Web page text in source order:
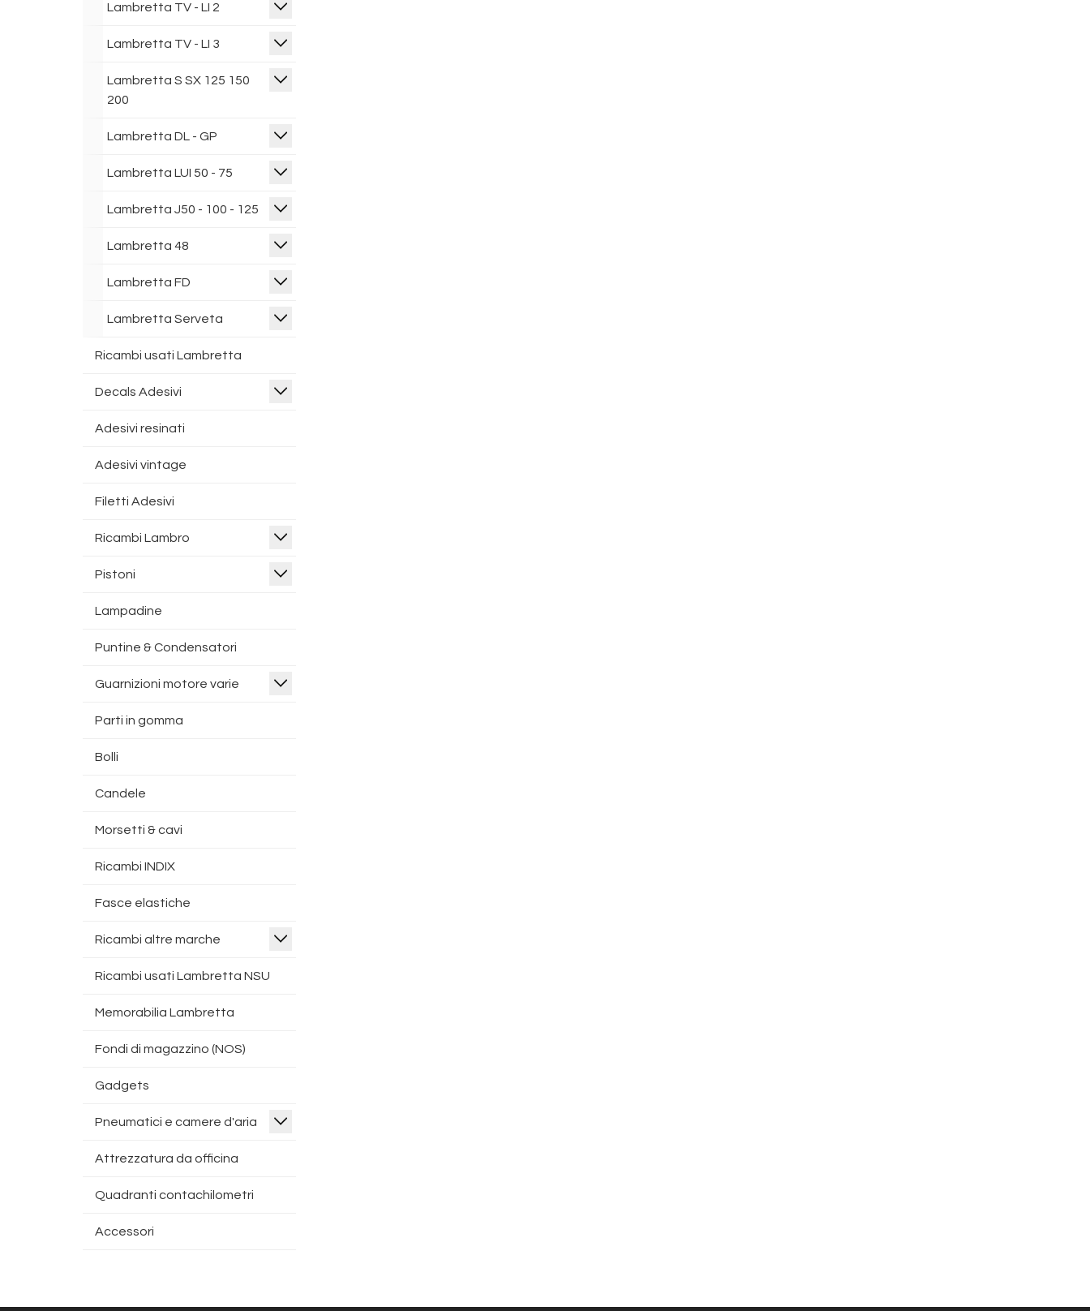
Lambretta TV - LI 2
Lambretta TV - LI 3
Lambretta S SX 125 150
200
Lambretta DL - GP
Lambretta LUI 50 - 75
Lambretta J50 - 100 - 125
Lambretta 48
Lambretta FD
Lambretta Serveta
Ricambi usati Lambretta
Decals Adesivi
Adesivi resinati
Adesivi vintage
Filetti Adesivi
Ricambi Lambro
Pistoni
Lampadine
Puntine & Condensatori
Guarnizioni motore varie
Parti in gomma
Bolli
Candele
Morsetti & cavi
Ricambi INDIX
Fasce elastiche
Ricambi altre marche
Ricambi usati Lambretta NSU
Memorabilia Lambretta
Fondi di magazzino (NOS)
Gadgets
Pneumatici e camere d'aria
Attrezzatura da officina
Quadranti contachilometri
Accessori